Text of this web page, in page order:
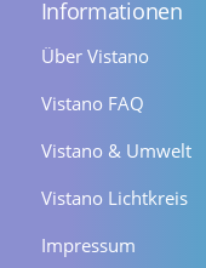
Informationen
Über Vistano
Vistano FAQ
Vistano & Umwelt
Vistano Lichtkreis
Impressum